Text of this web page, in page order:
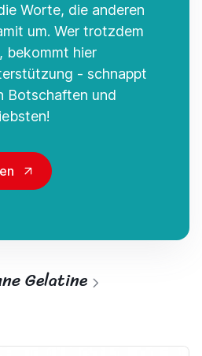
Worte, die anderen
um. Wer trotzdem
bekommt hier
- schnappt
Botschaften und
Gelatine